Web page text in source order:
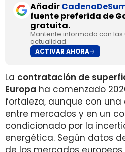
Añadir
fuente preferida de
gratuita.
Mantente informado con
actualidad.
ACTIVAR AHORA
La contratación de
Europa ha comenzado
fortaleza, aunque con
entre mercados y en un
condicionado por la
energética. Según datos